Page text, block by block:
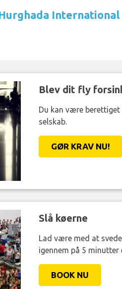
Blev dit fly
Du kan være
selskab.
GØR KRAV NU!
Slå køerne
Lad være med at
igennem på 5 minutter
BOOK NU